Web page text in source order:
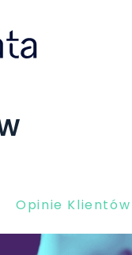
Opinie Klientów